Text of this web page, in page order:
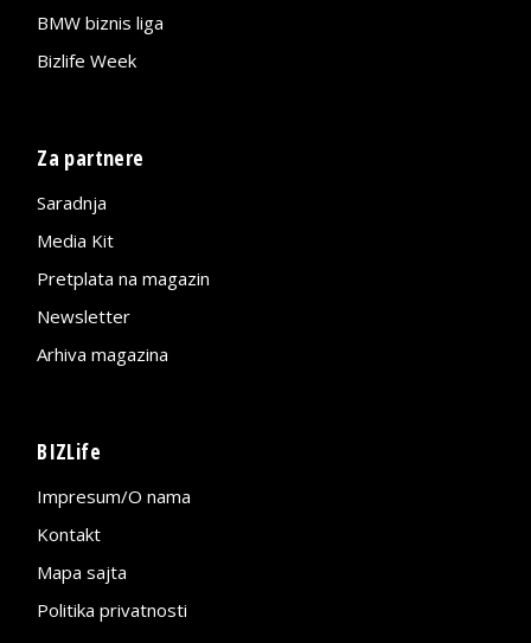
BMW biznis liga
Bizlife Week
Za partnere
Saradnja
Media Kit
Pretplata na magazin
Newsletter
Arhiva magazina
BIZLife
Impresum/O nama
Kontakt
Mapa sajta
Politika privatnosti